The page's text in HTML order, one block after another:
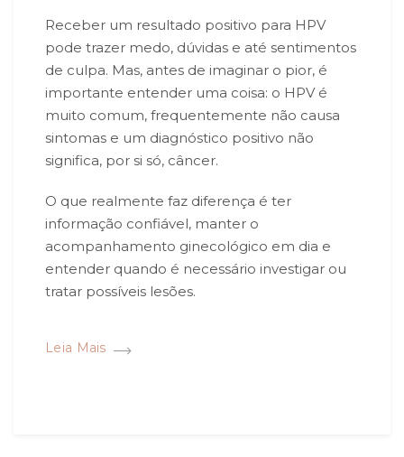
Receber um resultado positivo para HPV
pode trazer medo, dúvidas e até sentimentos
de culpa. Mas, antes de imaginar o pior, é
importante entender uma coisa: o HPV é
muito comum, frequentemente não causa
sintomas e um diagnóstico positivo não
significa, por si só, câncer.
O que realmente faz diferença é ter
informação confiável, manter o
acompanhamento ginecológico em dia e
entender quando é necessário investigar ou
tratar possíveis lesões.
Leia Mais